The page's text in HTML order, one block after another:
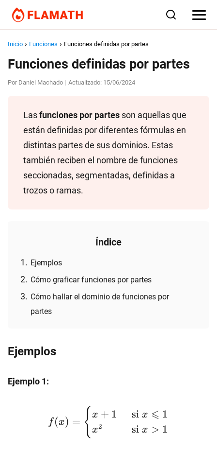
Inicio Funciones Funciones definidas por partes
Funciones definidas por partes
Por Daniel Machado | Actualizado: 15/06/2024
Lasfunciones por partes son aquellas que
están definidas por diferentes fórmulas en
distintas partes de sus dominios. Estas
también reciben el nombre de funciones
seccionadas, segmentadas, definidas a
trozos o ramas.
Índice
Ejemplos
Cómo graficar funciones por partes
Cómo hallar el dominio de funciones por
partes
Ejemplos
Ejemplo 1:
f(x)=\begin{cases}x+1
\hspace{5mm} \text{si}
\ x \leqslant 1
f(x) = {x + 1 si x ⩽ 1
x2 si x > 1